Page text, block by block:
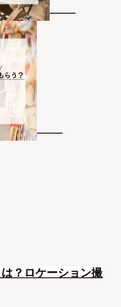
？ロケーション撮